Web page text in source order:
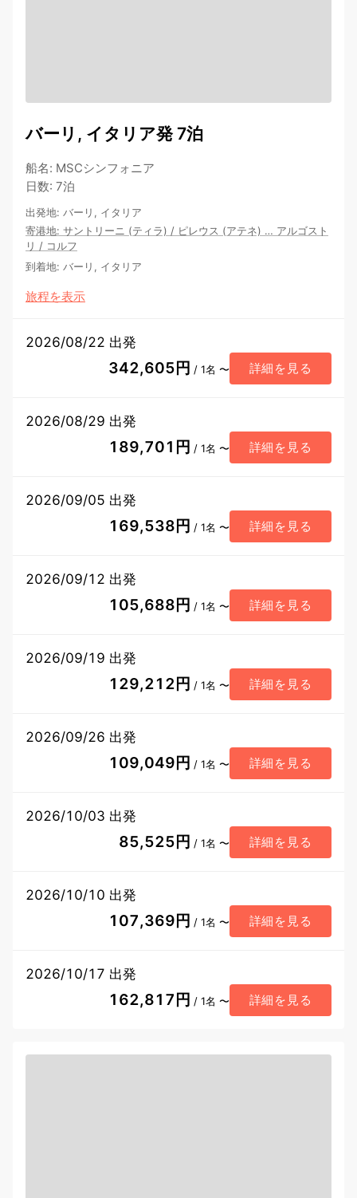
バーリ, イタリア発 7泊
船名: MSCシンフォニア
日数: 7泊
出発地: バーリ, イタリア
寄港地: サントリーニ (ティラ) / ピレウス (アテネ) … アルゴスト
リ / コルフ
到着地: バーリ, イタリア
旅程を表示
2026/08/22 出発
342,605円 / 1名 〜 詳細を見る
2026/08/29 出発
189,701円 / 1名 〜 詳細を見る
2026/09/05 出発
169,538円 / 1名 〜 詳細を見る
2026/09/12 出発
105,688円 / 1名 〜 詳細を見る
2026/09/19 出発
129,212円 / 1名 〜 詳細を見る
2026/09/26 出発
109,049円 / 1名 〜 詳細を見る
2026/10/03 出発
85,525円 / 1名 〜 詳細を見る
2026/10/10 出発
107,369円 / 1名 〜 詳細を見る
2026/10/17 出発
162,817円 / 1名 〜 詳細を見る